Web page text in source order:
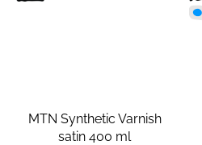
MTN Synthetic Varnish
satin 400 ml